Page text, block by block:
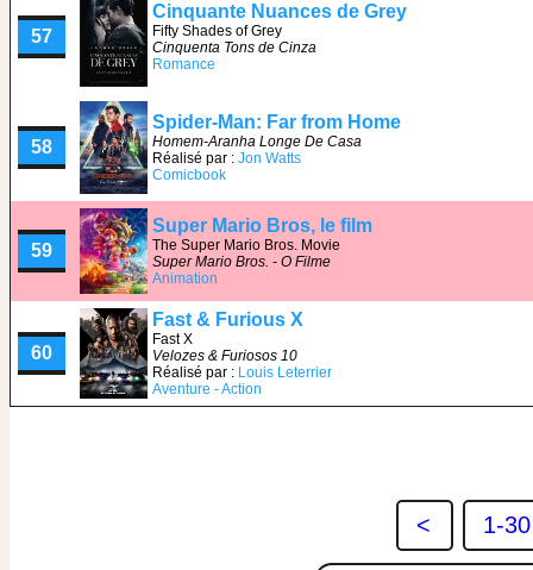
57
Cinquante Nuances de Grey
Fifty Shades of Grey
Cinquenta Tons de Cinza
Romance
58
Spider-Man: Far from Home
Homem-Aranha Longe De Casa
Réalisé par : Jon Watts
Comicbook
59
Super Mario Bros, le film
The Super Mario Bros. Movie
Super Mario Bros. - O Filme
Animation
60
Fast & Furious X
Fast X
Velozes & Furiosos 10
Réalisé par : Louis Leterrier
Aventure - Action
< 1-30